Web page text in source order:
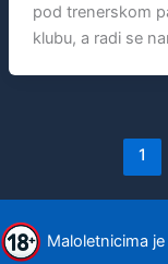
pod trenerskom
klubu, a radi se
1
Maloletnicima